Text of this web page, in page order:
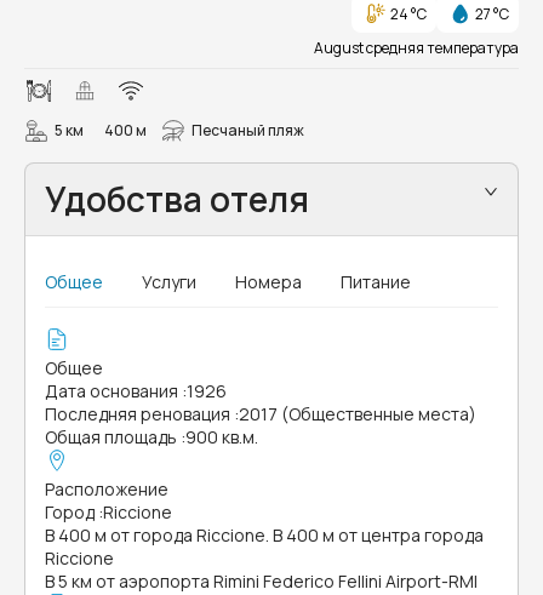
24 °C
27 °C
August средняя температура
5 км 400 м Песчаный пляж
Удобства отеля
Общее Услуги Номера Питание
Общее
Дата основания :1926
Последняя реновация :2017 (Общественные места)
Общая площадь :900 кв.м.
Расположение
Город :Riccione
В 400 м от города Riccione. В 400 м от центра города
Riccione
В 5 км от аэропорта Rimini Federico Fellini Airport-RMI